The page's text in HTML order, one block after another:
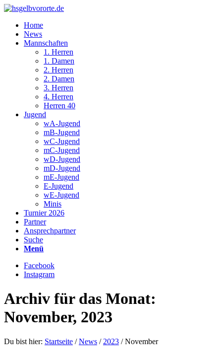
Home
News
Mannschaften
1. Herren
1. Damen
2. Herren
2. Damen
3. Herren
4. Herren
Herren 40
Jugend
wA-Jugend
mB-Jugend
wC-Jugend
mC-Jugend
wD-Jugend
mD-Jugend
mE-Jugend
E-Jugend
wE-Jugend
Minis
Turnier 2026
Partner
Ansprechpartner
Suche
Menü
Facebook
Instagram
Archiv für das Monat:
November, 2023
Du bist hier: Startseite / News / 2023 / November